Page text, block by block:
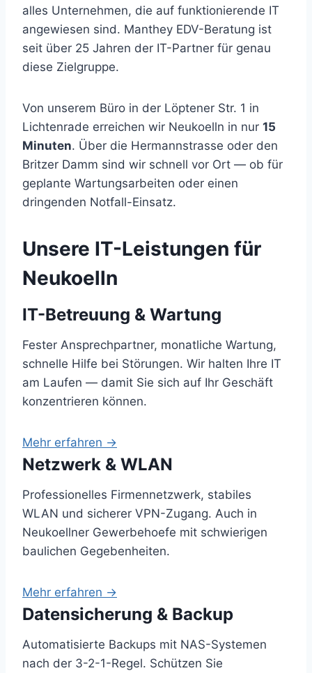
alles Unternehmen, die auf funktionierende IT
angewiesen sind. Manthey EDV-Beratung ist
seit über 25 Jahren der IT-Partner für genau
diese Zielgruppe.
Von unserem Büro in der Löptener Str. 1 in
Lichtenrade erreichen wir Neukoelln in nur 15
Minuten. Über die Hermannstrasse oder den
Britzer Damm sind wir schnell vor Ort — ob für
geplante Wartungsarbeiten oder einen
dringenden Notfall-Einsatz.
Unsere IT-Leistungen für
Neukoelln
IT-Betreuung & Wartung
Fester Ansprechpartner, monatliche Wartung,
schnelle Hilfe bei Störungen. Wir halten Ihre IT
am Laufen — damit Sie sich auf Ihr Geschäft
konzentrieren können.
Mehr erfahren →
Netzwerk & WLAN
Professionelles Firmennetzwerk, stabiles
WLAN und sicherer VPN-Zugang. Auch in
Neukoellner Gewerbehoefe mit schwierigen
baulichen Gegebenheiten.
Mehr erfahren →
Datensicherung & Backup
Automatisierte Backups mit NAS-Systemen
nach der 3-2-1-Regel. Schützen Sie